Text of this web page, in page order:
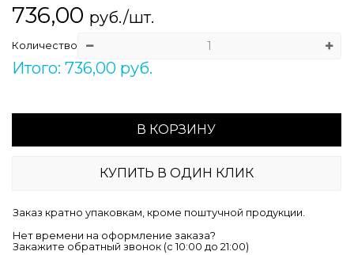
736,00 руб./шт.
Количество
Итого: 736,00 руб.
В КОРЗИНУ
КУПИТЬ В ОДИН КЛИК
Заказ кратно упаковкам, кроме поштучной продукции.
Нет времени на оформление заказа?
Закажите обратный звонок (c 10:00 до 21:00)